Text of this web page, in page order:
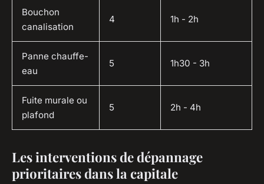
Bouchon
canalisation
4 1h - 2h
Panne chauffe-
eau
5 1h30 - 3h
Fuite murale ou
plafond
5 2h - 4h
Les interventions de dépannage
prioritaires dans la capitale